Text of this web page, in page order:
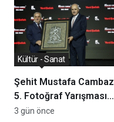
Şehit Mustafa Cambaz
5. Fotoğraf Yarışması
Ödülleri Demokrasi ve
Kültür - Sanat
3 gün önce